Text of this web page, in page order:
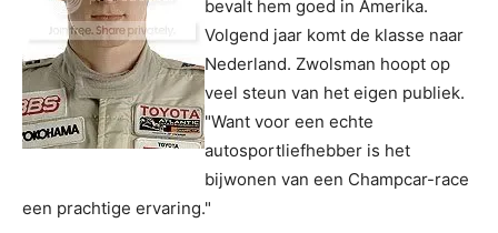
bevalt hem goed in Amerika.
Volgend jaar komt de klasse naar
Nederland. Zwolsman hoopt op
veel steun van het eigen publiek.
"Want voor een echte
autosportliefhebber is het
bijwonen van een Champcar-race
een prachtige ervaring."